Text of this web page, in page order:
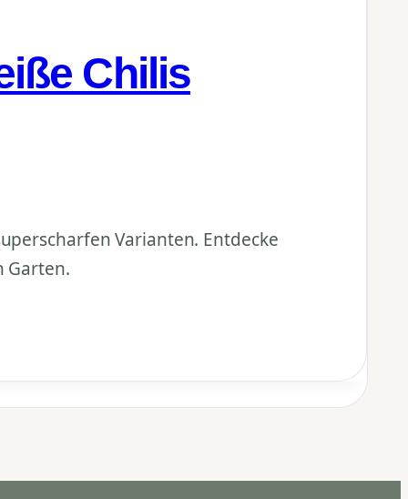
Chilis
Varianten. Entdecke
Garten.